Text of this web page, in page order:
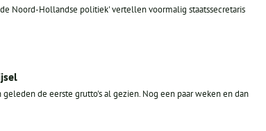
Noord-Hollandse politiek' vertellen voormalig staatssecretaris
de eerste grutto's al gezien. Nog een paar weken en dan